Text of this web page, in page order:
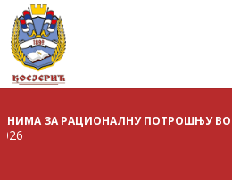
ЗА РАЦИОНАЛНУ ПОТРОШЊУ ВОДЕ